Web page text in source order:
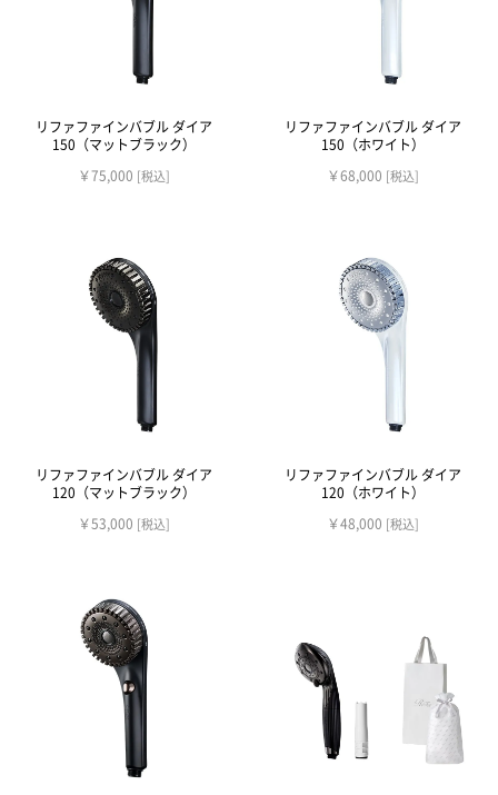
リファファインバブル ダイア
150（マットブラック）
￥75,000 [税込]
リファファインバブル ダイア
150（ホワイト）
￥68,000 [税込]
リファファインバブル ダイア
120（マットブラック）
￥53,000 [税込]
リファファインバブル ダイア
120（ホワイト）
￥48,000 [税込]